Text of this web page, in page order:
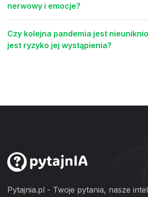
nerwowy i emocje?
Czy kolejna pandemia jest
jest ryzyko jej wystąpienia?
Pytajnia.pl - Twoje pytania, nasze